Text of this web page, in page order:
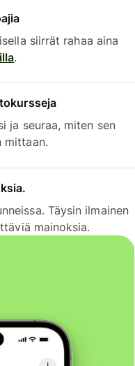
siirrät rahaa aina
.
ja seuraa, miten sen
mittaan.
Täysin ilmainen
mainoksia.